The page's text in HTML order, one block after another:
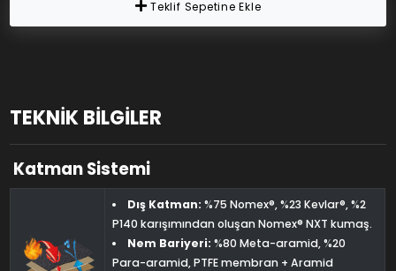
Teklif Sepetine Ekle
TEKNİK BİLGİLER
Katman Sistemi
Dış Katman: %75 Nomex®, %23 Kevlar®, %2
P140 karışımından oluşan Nomex®️ NXT kumaş.
Nem Bariyeri: %80 Meta-aramid, %20
Para-aramid, PTFE membran + Aramid